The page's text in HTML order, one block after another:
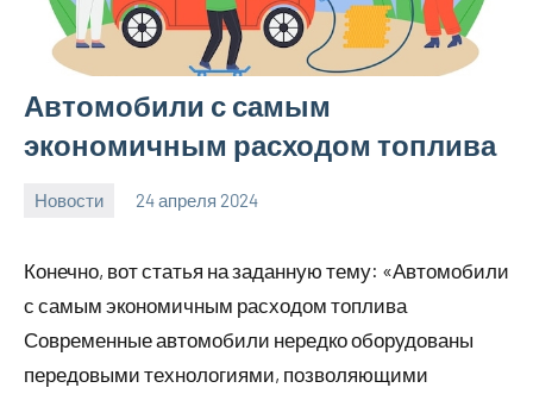
Автомобили с самым
экономичным расходом топлива
Новости 24 апреля 2024
Конечно, вот статья на заданную тему: «Автомобили
с самым экономичным расходом топлива
Современные автомобили нередко оборудованы
передовыми технологиями, позволяющими